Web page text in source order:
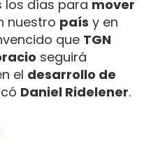
los días para mover
nuestro país y en
que TGN
seguirá
el desarrollo de
Daniel Ridelener.